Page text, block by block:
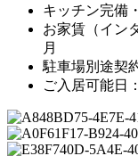
キッチン完備
お家賃（イン
月
駐車場別途契
ご入居可能日